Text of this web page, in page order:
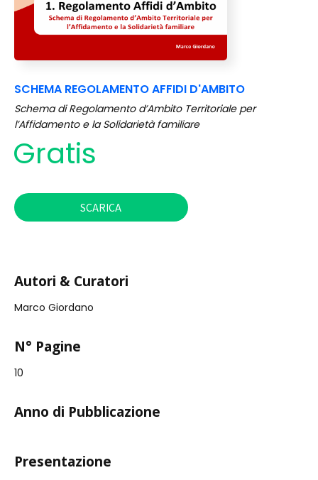
SCHEMA REGOLAMENTO AFFIDI D'AMBITO
Schema di Regolamento d’Ambito Territoriale per
l’Affidamento e la Solidarietà familiare
Gratis
SCARICA
Autori & Curatori
Marco Giordano
N° Pagine
10
Anno di Pubblicazione
Presentazione